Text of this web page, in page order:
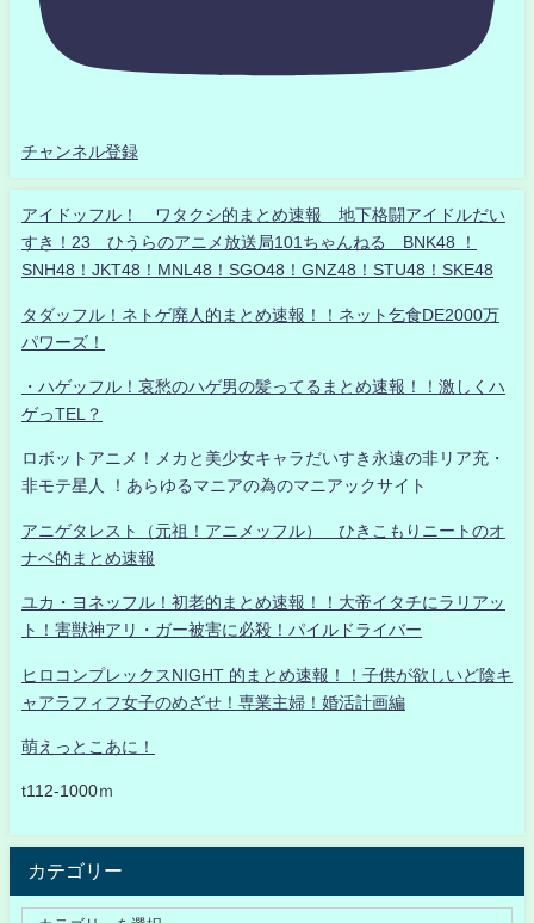
チャンネル登録
アイドッフル！ ワタクシ的まとめ速報 地下格闘アイドルだい
すき！23 ひうらのアニメ放送局101ちゃんねる BNK48 ！
SNH48！JKT48！MNL48！SGO48！GNZ48！STU48！SKE48
タダッフル！ネトゲ廃人的まとめ速報！！ネット乞食DE2000万
パワーズ！
・ハゲッフル！哀愁のハゲ男の髪ってるまとめ速報！！激しくハ
ゲっTEL？
ロボットアニメ！メカと美少女キャラだいすき永遠の非リア充・
非モテ星人 ！あらゆるマニアの為のマニアックサイト
アニゲタレスト（元祖！アニメッフル） ひきこもりニートのオ
ナベ的まとめ速報
ユカ・ヨネッフル！初老的まとめ速報！！大帝イタチにラリアッ
ト！害獣神アリ・ガー被害に必殺！パイルドライバー
ヒロコンプレックスNIGHT 的まとめ速報！！子供が欲しいど陰キ
ャアラフィフ女子のめざせ！専業主婦！婚活計画編
萌えっとこあに！
t112-1000ｍ
カテゴリー